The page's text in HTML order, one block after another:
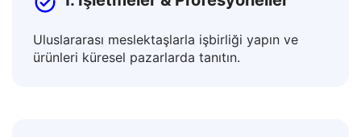
1. İşletmeler & Profesyoneller